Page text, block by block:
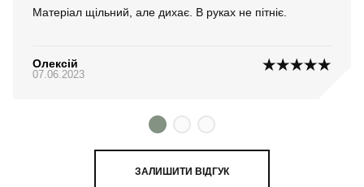
Матеріал щільний, але дихає. В руках не пітніє.
Олексій
07.06.2023
ЗАЛИШИТИ ВІДГУК